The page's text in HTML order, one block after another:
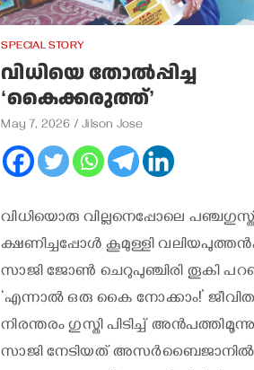
SPECIAL STORY
വിധിയെ തോല്‍പ്പിച്ച
‘കൈക്കരുത്ത്’
May 7, 2026 Jilson Jose
വിധിയൊരു വില്ലനെപ്പോലെ
ക്ഷണിച്ചപ്പോള്‍ കൂമുള്ളി
സാജി ജോണ്‍ ചെറുപുഞ്ചിരി തൂകി
‘എന്നാല്‍ ഒരു കൈ നോക്കാം!’
നിരന്തരം ഗുസ്തി പിടിച്ച്
സാജി നേടിയത് അസര്‍ബൈജാനില്‍